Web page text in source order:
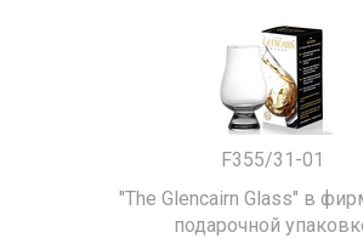
F355/31-01
"The Glencairn Glass" в
подарочной